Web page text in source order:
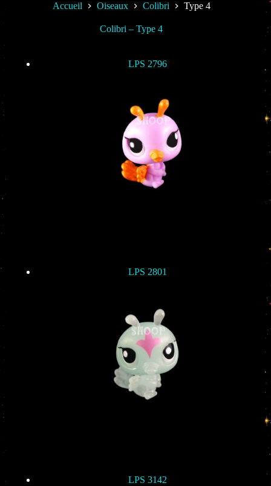
Accueil Oiseaux Colibri Type 4
Colibri – Type 4
LPS 2796
LPS 2801
LPS 3142